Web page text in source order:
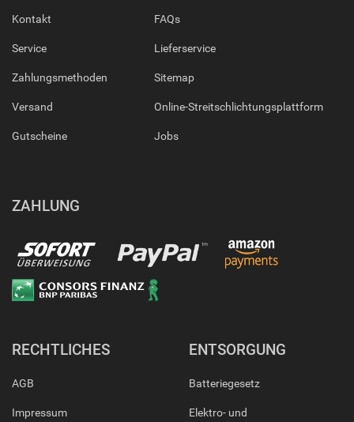
Kontakt
Service
Zahlungsmethoden
Versand
Gutscheine
FAQs
Lieferservice
Sitemap
Online-Streitschlichtungsplattform
Jobs
ZAHLUNG
RECHTLICHES
AGB
Impressum
ENTSORGUNG
Batteriegesetz
Elektro- und